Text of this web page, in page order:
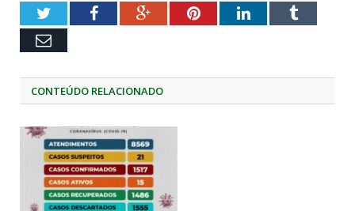
TwitterFacebookGoogle+PinterestLinkedInTumblr
Email
CONTEÚDO RELACIONADO